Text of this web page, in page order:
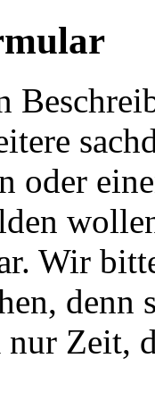
oder
Wir
Zeit,